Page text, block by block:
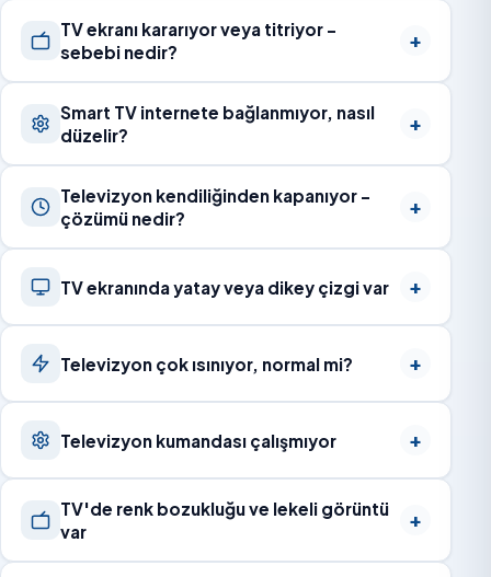
TV ekranı kararıyor veya titriyor –
sebebi nedir?
Smart TV internete bağlanmıyor, nasıl
düzelir?
Televizyon kendiliğinden kapanıyor –
çözümü nedir?
TV ekranında yatay veya dikey çizgi var
Televizyon çok ısınıyor, normal mi?
Televizyon kumandası çalışmıyor
TV'de renk bozukluğu ve lekeli görüntü
var